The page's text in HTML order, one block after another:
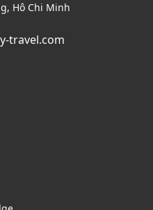
Hô Chi Minh
travel.com